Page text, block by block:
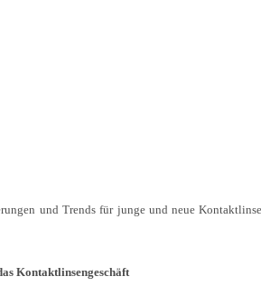
und Trends für junge und neue
Kontaktlinsengeschäft